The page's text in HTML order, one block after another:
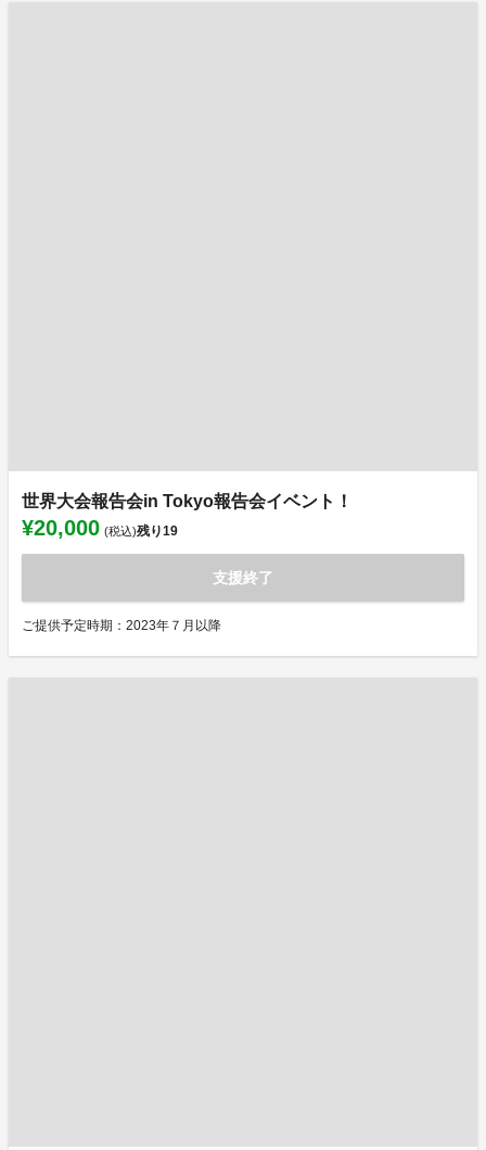
世界大会報告会in Tokyo報告会イベント！
¥20,000 (税込)残り19
支援終了
ご提供予定時期：2023年７月以降